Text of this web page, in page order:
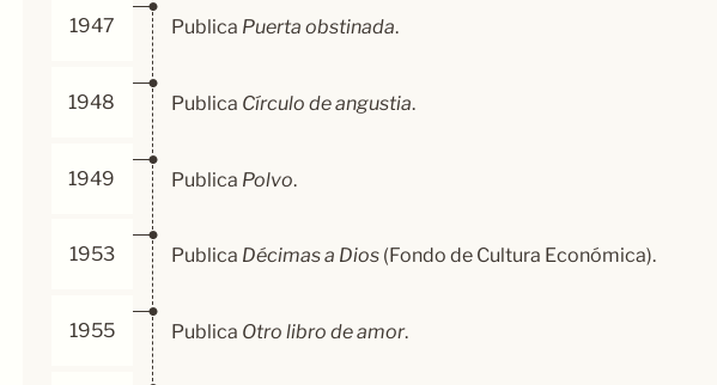
1947 Publica Puerta obstinada.
1948 Publica Círculo de angustia.
1949 Publica Polvo.
1953 Publica Décimas a Dios(Fondo de Cultura Económica).
1955 Publica Otro libro de amor.